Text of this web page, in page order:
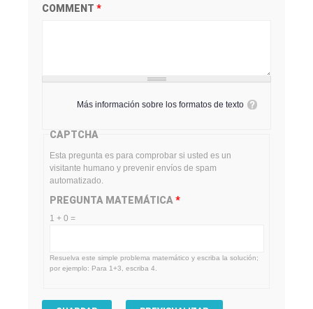
COMMENT *
Más información sobre los formatos de texto
CAPTCHA
Esta pregunta es para comprobar si usted es un
visitante humano y prevenir envíos de spam
automatizado.
PREGUNTA MATEMÁTICA *
1 + 0 =
Resuelva este simple problema matemático y escriba la solución;
por ejemplo: Para 1+3, escriba 4.